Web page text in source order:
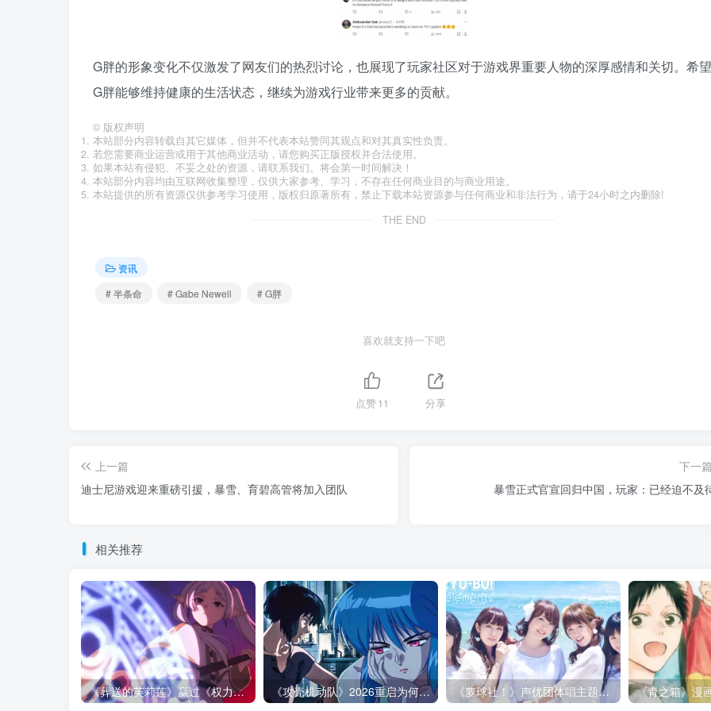
G胖的形象变化不仅激发了网友们的热烈讨论，也展现了玩家社区对于游戏界重要人物的深厚感情和关切。希望
G胖能够维持健康的生活状态，继续为游戏行业带来更多的贡献。
© 版权声明
本站部分内容转载自其它媒体，但并不代表本站赞同其观点和对其真实性负责。
若您需要商业运营或用于其他商业活动，请您购买正版授权并合法使用。
如果本站有侵犯、不妥之处的资源，请联系我们。将会第一时间解决！
本站部分内容均由互联网收集整理，仅供大家参考、学习，不存在任何商业目的与商业用途。
本站提供的所有资源仅供参考学习使用，版权归原著所有，禁止下载本站资源参与任何商业和非法行为，请于24小时之内删除!
THE END
资讯
# 半条命
# Gabe Newell # G胖
喜欢就支持一下吧
点赞11 分享
上一篇
迪士尼游戏迎来重磅引援，暴雪、育碧高管将加入团队
下一
暴雪正式官宣回归中国，玩家：已经迫不及
相关推荐
《葬送的芙莉莲》赢过《权力的游戏》的地方，不是魔法更多！而是从不糊弄代价！ 《攻壳机动队》2026重启为何必须改动原作：忠实从来不是原样照搬！ 《萝球社！》声优团体唱主题曲竟快消失了？别把青春怀念变成逼声优继续当偶像的压力！